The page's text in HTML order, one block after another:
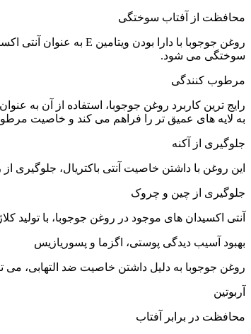
محافظت از آفتاب سوختگی
سوختگی می شود.
مرطوب کنندگی
رایج ترین کاربرد روغن جوجوبا، استفاده از آن به
به لایه های عمیق تر را فراهم می کند و خاصیت
جلوگیری از آکنه
این روغن با داشتن خاصیت آنتی باکتریال، جلوگیری
جلوگیری از چین و چروک
آنتی اکسیدان های موجود در روغن جوجوبا، با
بهبود آسیب دیدگی پوستی، اگزما و پسوریازیس
روغن جوجوبا به دلیل داشتن خاصیت ضد التهابی، می
آربوتین
محافظت در برابر آفتاب